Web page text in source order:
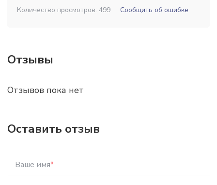
Количество просмотров: 499
Сообщить об ошибке
Отзывы
Отзывов пока нет
Оставить отзыв
Ваше имя*